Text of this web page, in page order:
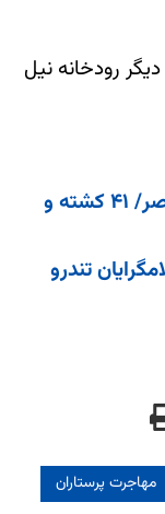
رودخانه نیل
آتش سوزی هولناک در کلیسایی در مصر/ ۴۱ کشته و
تندرو
مهاجرت پرستاران